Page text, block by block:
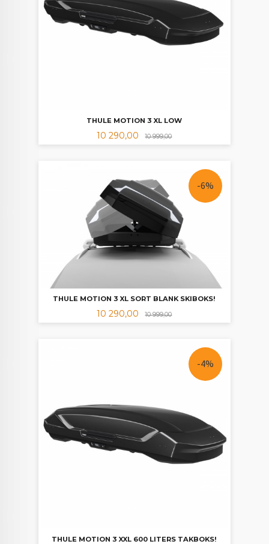
THULE MOTION 3 XL LOW
Tilbud
10 290,00 10 999,00Rabatt
THULE MOTION 3 XL SORT BLANK SKIBOKS!
Tilbud
10 290,00 10 999,00Rabatt
-6%
THULE MOTION 3 XXL 600 LITERS TAKBOKS!
-4%